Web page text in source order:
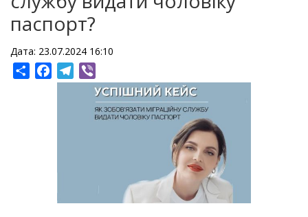
паспорт?
Дата: 23.07.2024 16:10
ShareFacebookTelegram